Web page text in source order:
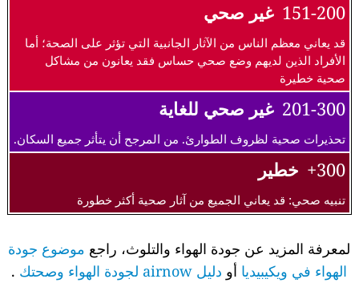
151-200 غير صحي
قد يعاني معظم الناس من الآثار الجانبية التي تؤثر على الصحة؛ أما
الأفراد الذين لديهم وضع صحي حساس فقد يعانون من مشاكل
صحية خطيرة
201-300 غير صحي للغاية
تحذيرات صحية لظروف الطوارئ. من المرجح أن يتأثر جميع السكان.
300+ خطير
تنبيه صحي: قد يعاني الجميع من آثار صحية أكثر خطورة
لمعرفة المزيد عن جودة الهواء والتلوث، راجع موضوع جودة
الهواء في ويكيبيدياأو دليل airnow لجودة الهواء وصحتك .